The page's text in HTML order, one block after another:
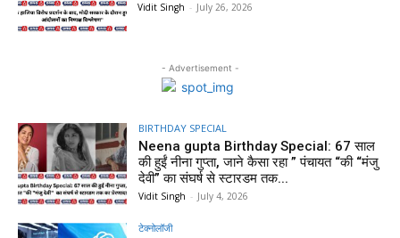
Vidit Singh - July 26, 2026
- Advertisement -
BIRTHDAY SPECIAL
Neena gupta Birthday Special: 67 साल
की हुईं नीना गुप्ता, जाने कैसा रहा ” पंचायत “की “मंजु
देवी” का संघर्ष से स्टारडम तक...
Vidit Singh - July 4, 2026
टेक्नोलॉजी